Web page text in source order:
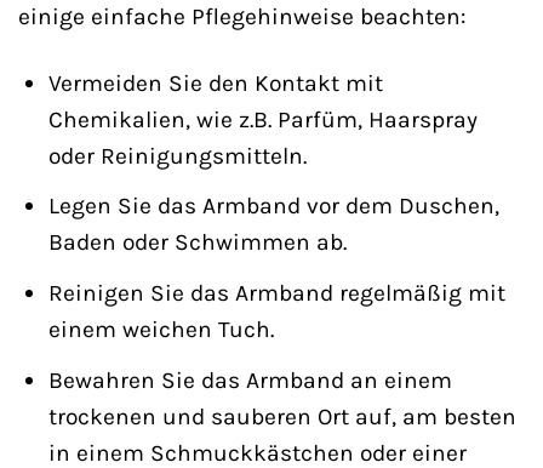
einige einfache Pflegehinweise beachten:
Vermeiden Sie den Kontakt mit
Chemikalien, wie z.B. Parfüm, Haarspray
oder Reinigungsmitteln.
Legen Sie das Armband vor dem Duschen,
Baden oder Schwimmen ab.
Reinigen Sie das Armband regelmäßig mit
einem weichen Tuch.
Bewahren Sie das Armband an einem
trockenen und sauberen Ort auf, am besten
in einem Schmuckkästchen oder einer